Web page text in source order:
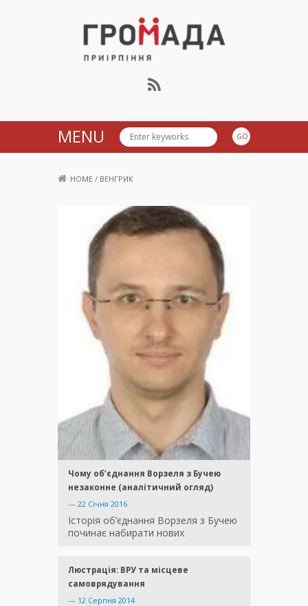
Громада Приірпіння
MENU
HOME / ВЕНГРИК
Чому об’єднання Ворзеля з Бучею
незаконне (аналітичний огляд)
— 22 Січня 2016
Історія об’єднання Ворзеля з Бучею
починає набирати нових
Люстрація: ВРУ та місцеве
самоврядування
— 12 Серпня 2014